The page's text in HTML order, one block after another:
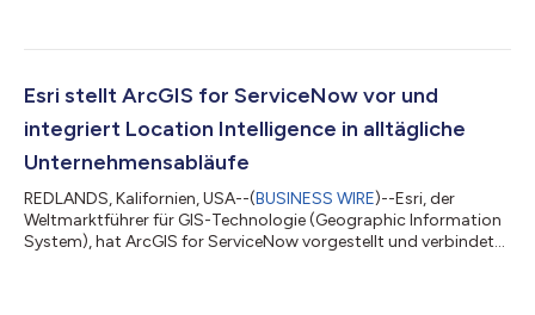
Aktualisierungen zu Straßensperrungen auf einfache Weise
übermitteln können, die ihre Karten anschließend mit diesen
Esri stellt ArcGIS for ServiceNow vor und
integriert Location Intelligence in alltägliche
Unternehmensabläufe
REDLANDS, Kalifornien, USA--(BUSINESS WIRE)--Esri, der
Weltmarktführer für GIS-Technologie (Geographic Information
System), hat ArcGIS for ServiceNow vorgestellt und verbindet